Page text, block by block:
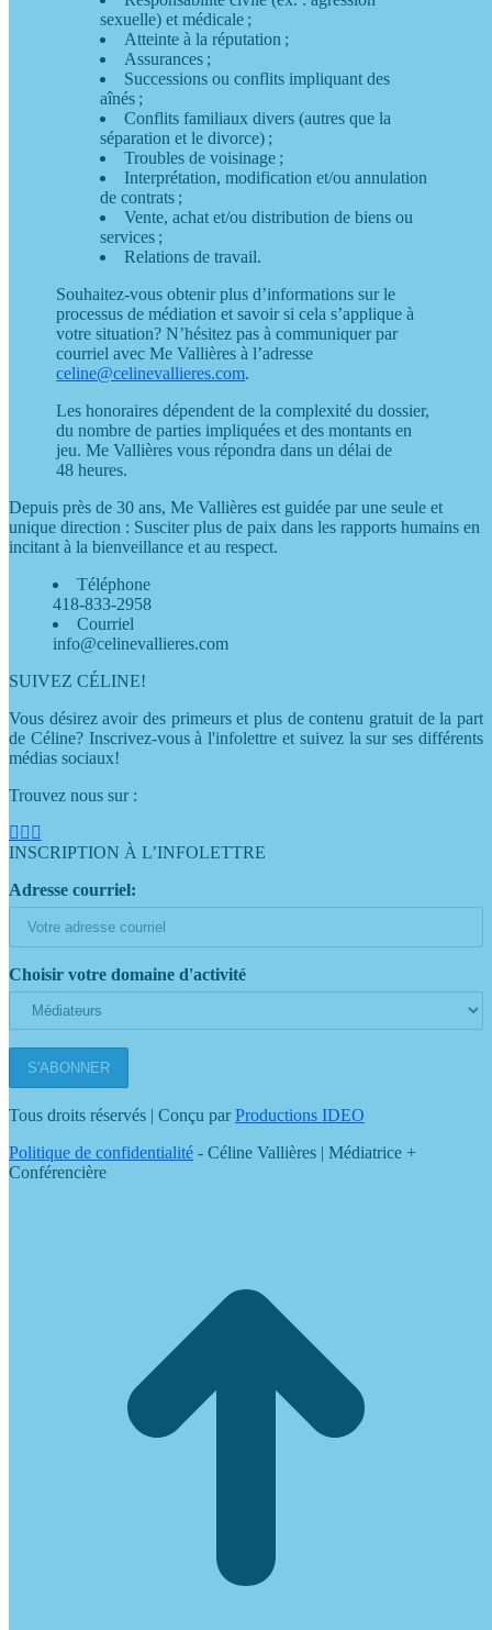
sexuelle) et médicale ;
Atteinte à la réputation ;
Assurances ;
Successions ou conflits impliquant des
aînés ;
Conflits familiaux divers (autres que la
séparation et le divorce) ;
Troubles de voisinage ;
Interprétation, modification et/ou annulation
de contrats ;
Vente, achat et/ou distribution de biens ou
services ;
Relations de travail.
Souhaitez-vous obtenir plus d’informations sur le
processus de médiation et savoir si cela s’applique à
votre situation? N’hésitez pas à communiquer par
courriel avec Me Vallières à l’adresse
celine@celinevallieres.com.
Les honoraires dépendent de la complexité du dossier,
du nombre de parties impliquées et des montants en
jeu. Me Vallières vous répondra dans un délai de
48 heures.
Depuis près de 30 ans, Me Vallières est guidée par une seule et
unique direction : Susciter plus de paix dans les rapports humains en
incitant à la bienveillance et au respect.
Téléphone
418-833-2958
Courriel
info@celinevallieres.com
SUIVEZ CÉLINE!
Vous désirez avoir des primeurs et plus de contenu gratuit de la part
de Céline? Inscrivez-vous à l'infolettre et suivez la sur ses différents
médias sociaux!
Trouvez nous sur :
Facebook
page
in
new
window
YouTube
page
in
new
window
page
in
new
window
INSCRIPTION À L’INFOLETTRE
Adresse courriel:
Choisir votre domaine d'activité
Tous droits réservés | Conçu par Productions IDEO
Politique de confidentialité - Céline Vallières | Médiatrice +
Conférencière